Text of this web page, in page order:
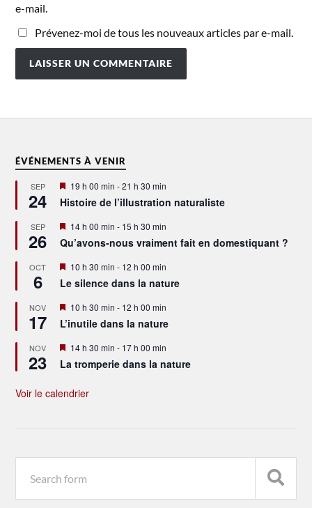
e-mail.
Prévenez-moi de tous les nouveaux articles par e-mail.
ÉVÉNEMENTS À VENIR
SEP
24
Mis
avant
19 h 00 min -21 h 30 min
Histoire de l’illustration naturaliste
SEP
26
Mis
en
avant
14 h 00 min - 15 h 30 min
Qu’avons-nous vraiment fait en domestiquant ?
OCT
6
Mis
avant
10 h 30 min - 12 h 00 min
Le silence dans la nature
NOV
17
Mis
avant
10 h 30 min - 12 h 00 min
L’inutile dans la nature
NOV
23
Mis
avant
14 h 30 min - 17 h 00 min
La tromperie dans la nature
Voir le calendrier